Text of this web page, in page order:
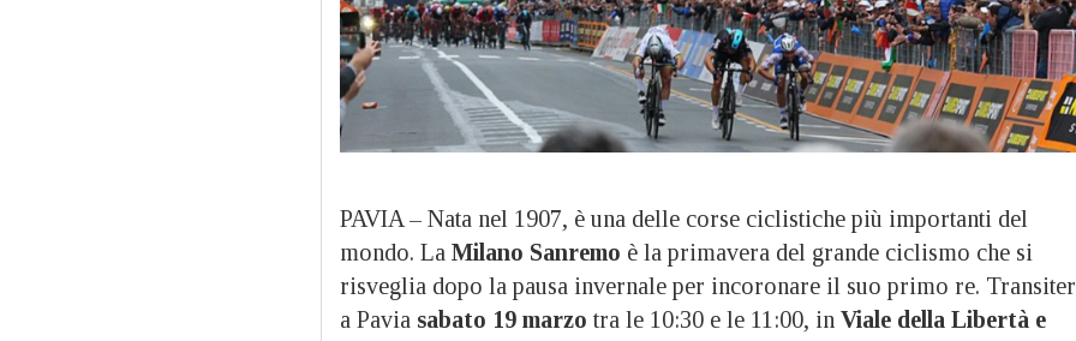
PAVIA – Nata nel 1907, è una delle corse ciclistiche più importanti del
mondo. La Milano Sanremo è la primavera del grande ciclismo che si
risveglia dopo la pausa invernale per incoronare il suo primo re.
a Pavia sabato 19 marzo tra le 10:30 e le 11:00, in Viale della Libertà e